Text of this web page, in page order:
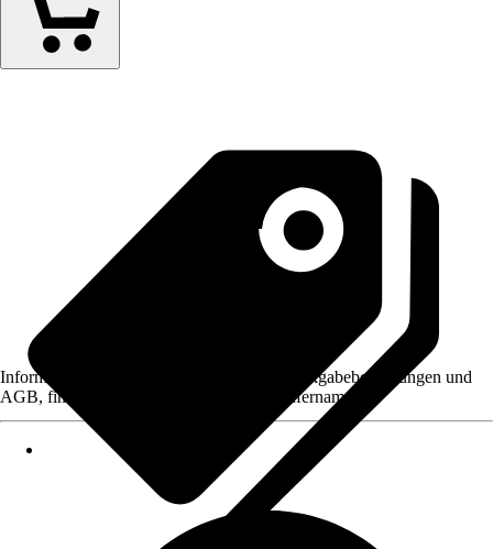
Informationen des Verkäufers, wie z. B. Rückgabebedingungen und
AGB, finden Sie bei Klick auf den Verkäufernamen.